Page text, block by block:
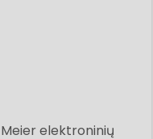
elektroninių